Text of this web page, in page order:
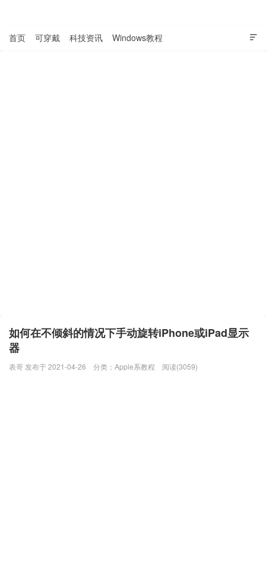

首页 可穿戴 科技资讯 Windows教程
如何在不倾斜的情况下手动旋转iPhone或iPad显示
器
表哥 发布于 2021-04-26 分类： Apple系教程 阅读(3059)